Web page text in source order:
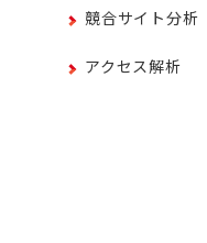
競合サイト分析
アクセス解析